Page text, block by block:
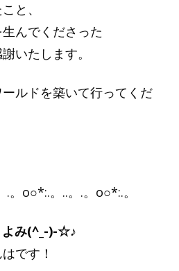
と、
んでくださった
いたします。
ルドを築いて行ってくだ
。o○*:.。..。.。o○*:.。
よみ(^_-)-☆♪
です！